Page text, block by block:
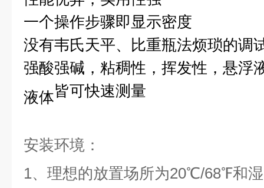
一个操作步骤即显示密度
没有韦氏天平、比重瓶法烦琐的调
强酸强碱 ， 粘稠性，挥发性，悬浮
液体皆可快速测量
安装环境：
1、理想的放置场所为20℃/68℉和